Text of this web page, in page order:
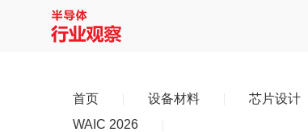
首页 设备材料 芯片设计
WAIC 2026